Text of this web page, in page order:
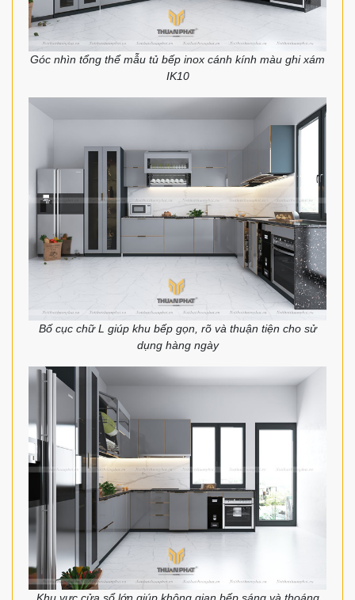
Góc nhìn tổng thể mẫu tủ bếp inox cánh kính màu ghi xám
IK10
Bố cục chữ L giúp khu bếp gọn, rõ và thuận tiện cho sử
dụng hàng ngày
Khu vực cửa sổ lớn giúp không gian bếp sáng và thoáng